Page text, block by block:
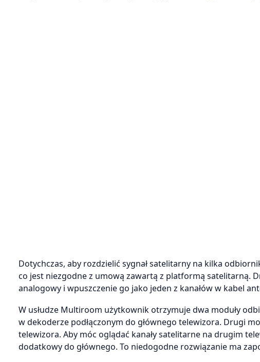
Dotychczas, aby rozdzielić sygnał satelitarny na kilka
co jest niezgodne z umową zawartą z platformą satelitarną.
analogowy i wpuszczenie go jako jeden z kanałów w kabel
W usłudze Multiroom użytkownik otrzymuje dwa moduły
w dekoderze podłączonym do głównego telewizora. Drugi
telewizora. Aby móc oglądać kanały satelitarne na drugim
dodatkowy do głównego. To niedogodne rozwiązanie ma